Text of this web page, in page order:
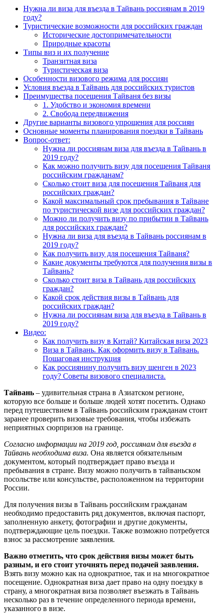
Нужна ли виза для въезда в Тайвань россиянам в 2019
году?
Туристические возможности для российских граждан
Исторические достопримечательности
Природные красоты
Типы виз и их получение
Транзитная виза
Туристическая виза
Особенности визового режима для россиян
Условия въезда в Тайвань для российских туристов
Преимущества посещения Тайваня без визы
1. Удобство и экономия времени
2. Свобода передвижения
Другие варианты визового упрощения для россиян
Основные моменты планирования поездки в Тайвань
Вопрос-ответ:
Нужна ли россиянам виза для въезда в Тайвань в
2019 году?
Как можно получить визу для посещения Тайваня
российским гражданам?
Сколько стоит виза для посещения Тайваня для
российских граждан?
Какой максимальный срок пребывания в Тайване
по туристической визе для российских граждан?
Можно ли получить визу по прибытии в Тайвань
для российских граждан?
Нужна ли виза для въезда в Тайвань россиянам в
2019 году?
Как получить визу для посещения Тайваня?
Какие документы требуются для получения визы в
Тайвань?
Сколько стоит виза в Тайвань для российских
граждан?
Какой срок действия визы в Тайвань для
российских граждан?
Нужна ли россиянам виза для въезда в Тайвань в
2019 году?
Видео:
Как получить визу в Китай? Китайская виза 2023
Виза в Тайвань. Как оформить визу в Тайвань.
Пошаговая инструкция
Как россиянину получить визу шенген в 2023
году? Советы визового специалиста.
Тайвань – удивительная страна в Азиатском регионе,
которую все больше и больше людей хотят посетить. Однако
перед путешествием в Тайвань российским гражданам стоит
заранее проверить визовые требования, чтобы избежать
неприятных сюрпризов на границе.
Согласно информации на 2019 год, россиянам для въезда в
Тайвань необходима виза. Она является обязательным
документом, который подтверждает право въезда и
пребывания в стране. Визу можно получить в тайваньском
посольстве или консульстве, расположенном на территории
России.
Для получения визы в Тайвань российским гражданам
необходимо предоставить ряд документов, включая паспорт,
заполненную анкету, фотографии и другие документы,
подтверждающие цель поездки. Также возможно потребуется
взнос за рассмотрение заявления.
Важно отметить, что срок действия визы может быть
разным, и его стоит уточнять перед подачей заявления.
Взять визу можно как на однократное, так и на многократное
посещение. Однократная виза дает право на одну поездку в
страну, а многократная виза позволяет въезжать в Тайвань
несколько раз в течение определенного периода времени,
указанного в визе.